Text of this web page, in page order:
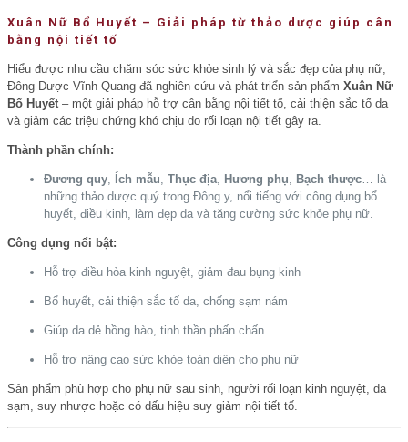
Xuân Nữ Bổ Huyết – Giải pháp từ thảo dược giúp cân
bằng nội tiết tố
Hiểu được nhu cầu chăm sóc sức khỏe sinh lý và sắc đẹp của phụ nữ,
Đông Dược Vĩnh Quang đã nghiên cứu và phát triển sản phẩm Xuân Nữ
Bổ Huyết – một giải pháp hỗ trợ cân bằng nội tiết tố, cải thiện sắc tố da
và giảm các triệu chứng khó chịu do rối loạn nội tiết gây ra.
Thành phần chính:
Đương quy Ích mẫu Thục địa Hương phụ Bạch thược … là
những thảo dược quý trong Đông y, nổi tiếng với công dụng bổ
huyết, điều kinh, làm đẹp da và tăng cường sức khỏe phụ nữ.
Công dụng nổi bật:
Hỗ trợ điều hòa kinh nguyệt, giảm đau bụng kinh
Bổ huyết, cải thiện sắc tố da, chống sạm nám
Giúp da dẻ hồng hào, tinh thần phấn chấn
Hỗ trợ nâng cao sức khỏe toàn diện cho phụ nữ
Sản phẩm phù hợp cho phụ nữ sau sinh, người rối loạn kinh nguyệt, da
sạm, suy nhược hoặc có dấu hiệu suy giảm nội tiết tố.